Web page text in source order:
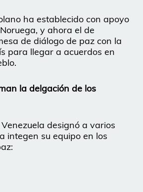
ha establecido con apoyo
y ahora el de
de diálogo de paz con la
para llegar a acuerdos en
la delgación de los
designó a varios
integen su equipo en los